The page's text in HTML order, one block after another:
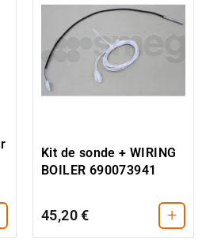
Kit de sonde + WIRING
BOILER 690073941
45,20 € +